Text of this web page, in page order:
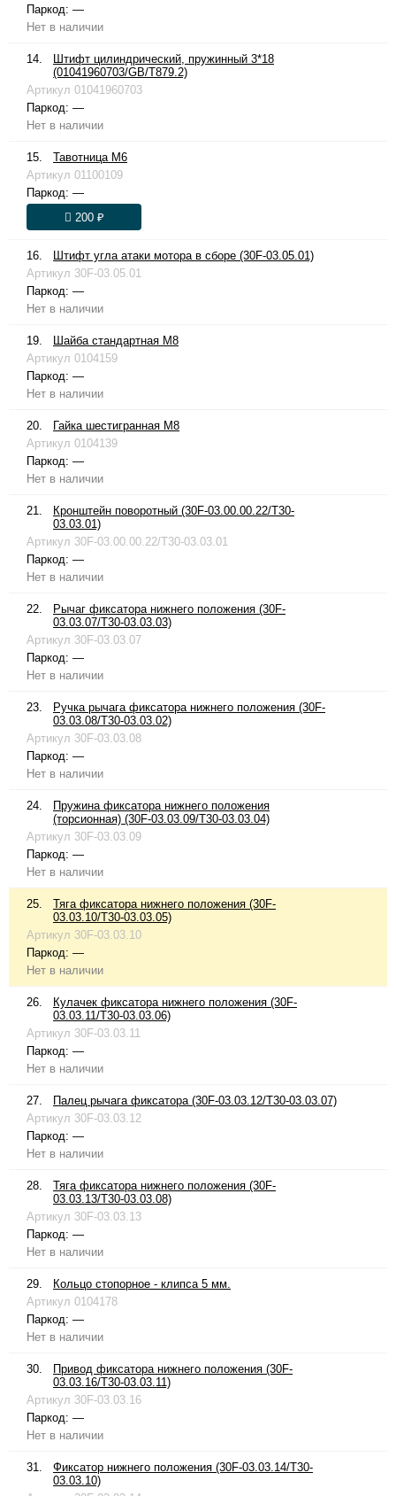
Паркод: —
Нет в наличии
14.
Штифт цилиндрический, пружинный 3*18
(01041960703/GB/T879.2)
Артикул 01041960703
Паркод: —
Нет в наличии
15.
Тавотница М6
Артикул 01100109
Паркод: —
200 ₽
16.
Штифт угла атаки мотора в сборе (30F-03.05.01)
Артикул 30F-03.05.01
Паркод: —
Нет в наличии
19.
Шайба стандартная М8
Артикул 0104159
Паркод: —
Нет в наличии
20.
Гайка шестигранная М8
Артикул 0104139
Паркод: —
Нет в наличии
21.
Кронштейн поворотный (30F-03.00.00.22/T30-
03.03.01)
Артикул 30F-03.00.00.22/T30-03.03.01
Паркод: —
Нет в наличии
22.
Рычаг фиксатора нижнего положения (30F-
03.03.07/T30-03.03.03)
Артикул 30F-03.03.07
Паркод: —
Нет в наличии
23.
Ручка рычага фиксатора нижнего положения (30F-
03.03.08/T30-03.03.02)
Артикул 30F-03.03.08
Паркод: —
Нет в наличии
24.
Пружина фиксатора нижнего положения
(торсионная) (30F-03.03.09/T30-03.03.04)
Артикул 30F-03.03.09
Паркод: —
Нет в наличии
25.
Тяга фиксатора нижнего положения (30F-
03.03.10/T30-03.03.05)
Артикул 30F-03.03.10
Паркод: —
Нет в наличии
26.
Кулачек фиксатора нижнего положения (30F-
03.03.11/T30-03.03.06)
Артикул 30F-03.03.11
Паркод: —
Нет в наличии
27.
Палец рычага фиксатора (30F-03.03.12/T30-03.03.07)
Артикул 30F-03.03.12
Паркод: —
Нет в наличии
28.
Тяга фиксатора нижнего положения (30F-
03.03.13/T30-03.03.08)
Артикул 30F-03.03.13
Паркод: —
Нет в наличии
29.
Кольцо стопорное - клипса 5 мм.
Артикул 0104178
Паркод: —
Нет в наличии
30.
Привод фиксатора нижнего положения (30F-
03.03.16/T30-03.03.11)
Артикул 30F-03.03.16
Паркод: —
Нет в наличии
31.
Фиксатор нижнего положения (30F-03.03.14/T30-
03.03.10)